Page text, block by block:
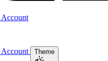
Account
Account Theme